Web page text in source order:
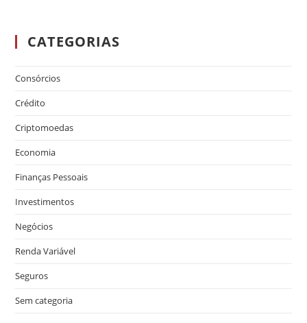
CATEGORIAS
Consórcios
Crédito
Criptomoedas
Economia
Finanças Pessoais
Investimentos
Negócios
Renda Variável
Seguros
Sem categoria